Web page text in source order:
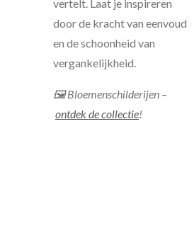
vertelt. Laat je inspireren
door de kracht van eenvoud
en de schoonheid van
vergankelijkheid.
🖼 Bloemenschilderijen –
ontdek de collectie!